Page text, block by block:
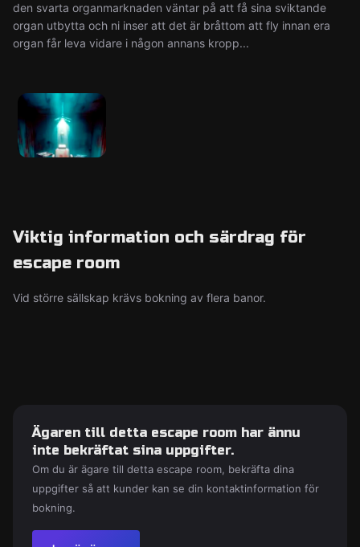
den svarta organmarknaden väntar på att få sina sviktande
organ utbytta och ni inser att det är bråttom att fly innan era
organ får leva vidare i någon annans kropp...
Viktig information och särdrag för
escape room
Vid större sällskap krävs bokning av flera banor.
Ägaren till detta escape room har ännu
inte bekräftat sina uppgifter.
Om du är ägare till detta escape room, bekräfta dina
uppgifter så att kunder kan se din kontaktinformation för
bokning.